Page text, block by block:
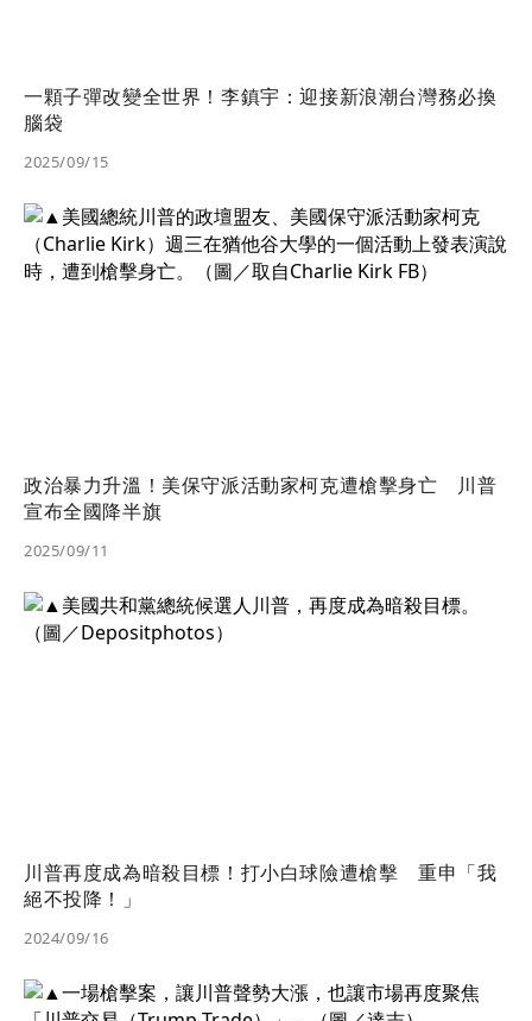
一顆子彈改變全世界！李鎮宇：迎接新浪潮台灣務必換
腦袋
2025/09/15
政治暴力升溫！美保守派活動家柯克遭槍擊身亡 川普
宣布全國降半旗
2025/09/11
川普再度成為暗殺目標！打小白球險遭槍擊 重申「我
絕不投降！」
2024/09/16